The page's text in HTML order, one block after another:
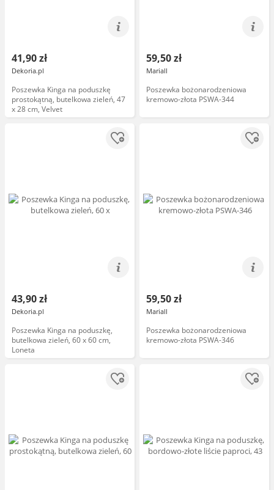
41,90 zł
Dekoria.pl
Poszewka Kinga na poduszkę
prostokątną, butelkowa zieleń, 47
x 28 cm, Velvet
59,50 zł
Mariall
Poszewka bożonarodzeniowa
kremowo-złota PSWA-344
43,90 zł
Dekoria.pl
Poszewka Kinga na poduszkę,
butelkowa zieleń, 60 x 60 cm,
Loneta
59,50 zł
Mariall
Poszewka bożonarodzeniowa
kremowo-złota PSWA-346